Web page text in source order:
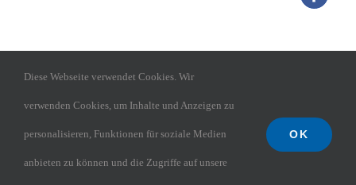
Diese Webseite verwendet Cookies. Wir
verwenden Cookies, um Inhalte und Anzeigen zu
personalisieren, Funktionen für soziale Medien
anbieten zu können und die Zugriffe auf unsere
OK